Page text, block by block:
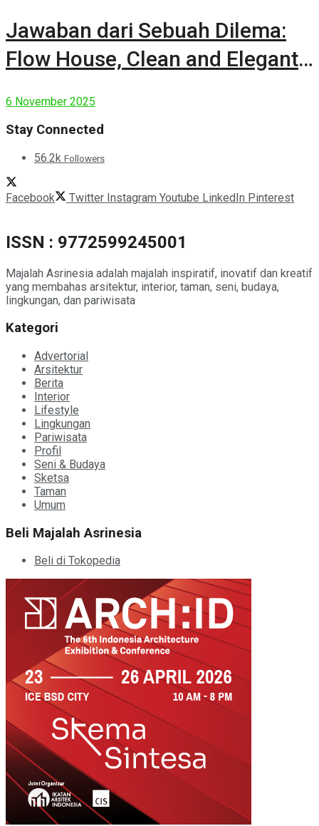
Jawaban dari Sebuah Dilema:
Flow House, Clean and Elegant
6 November 2025
Stay Connected
56.2k Followers
Facebook Twitter Instagram Youtube LinkedIn Pinterest
ISSN : 9772599245001
Majalah Asrinesia adalah majalah inspiratif, inovatif dan kreatif
yang membahas arsitektur, interior, taman, seni, budaya,
lingkungan, dan pariwisata
Kategori
Advertorial
Arsitektur
Berita
Interior
Lifestyle
Lingkungan
Pariwisata
Profil
Seni & Budaya
Sketsa
Taman
Umum
Beli Majalah Asrinesia
Beli di Tokopedia